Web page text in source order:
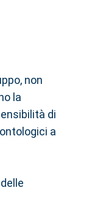
non
la
di
a